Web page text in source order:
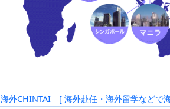
海外CHINTAI [ 海外赴任・海外留学などで